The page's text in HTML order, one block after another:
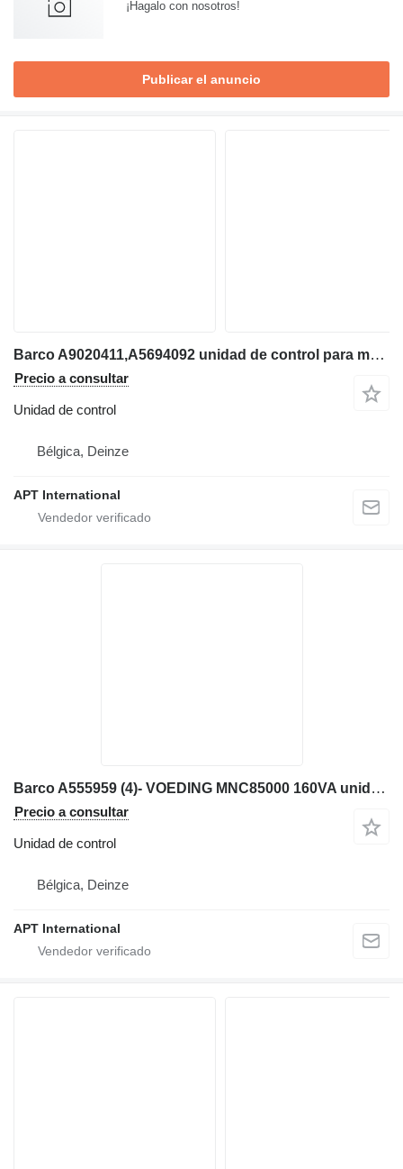
¡Hagalo con nosotros!
Publicar el anuncio
Barco A9020411,A5694092 unidad de control para maquinaria industrial
Precio a consultar
Unidad de control
Bélgica, Deinze
APT International
Barco A555959 (4)- VOEDING MNC85000 160VA unidad de control para maquinaria industrial
Precio a consultar
Unidad de control
Bélgica, Deinze
APT International